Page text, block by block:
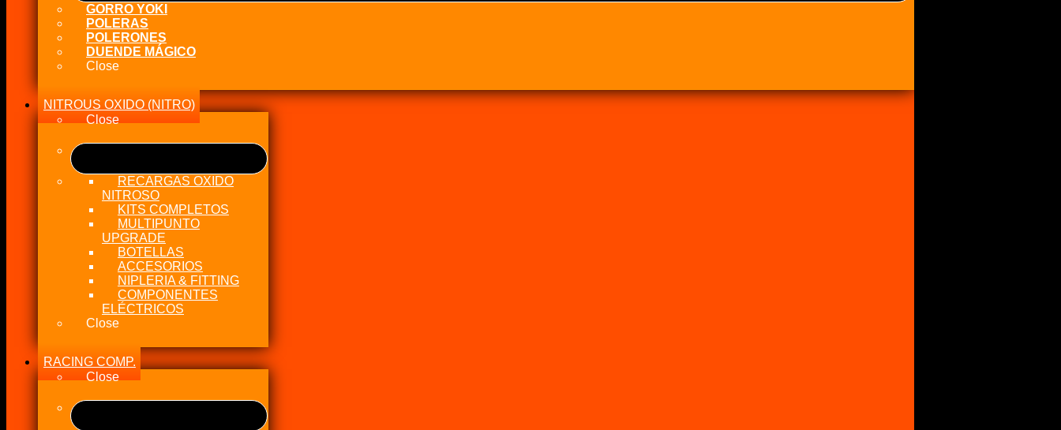
GORRO YOKI
POLERAS
POLERONES
DUENDE MÁGICO
Close
NITROUS OXIDO (NITRO)
Close
RECARGAS OXIDO
NITROSO
KITS COMPLETOS
MULTIPUNTO
UPGRADE
BOTELLAS
ACCESORIOS
NIPLERIA & FITTING
COMPONENTES
ELÉCTRICOS
Close
RACING COMP.
Close